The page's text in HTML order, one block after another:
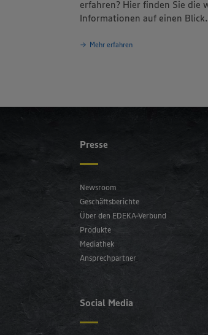
erfahren? Hier finden Sie die
Informationen auf einen Blick.
Mehr erfahren
Presse
Newsroom
Geschäftsberichte
Über den EDEKA-Verbund
Produkte
Mediathek
Ansprechpartner
Social Media